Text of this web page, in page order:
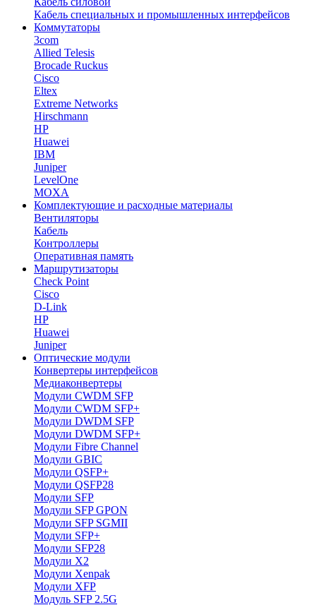
Кабель специальных и промышленных интерфейсов
Коммутаторы
3com
Allied Telesis
Brocade Ruckus
Cisco
Eltex
Extreme Networks
Hirschmann
HP
Huawei
IBM
Juniper
LevelOne
MOXA
Комплектующие и расходные материалы
Вентиляторы
Кабель
Контроллеры
Оперативная память
Маршрутизаторы
Check Point
Cisco
D-Link
HP
Huawei
Juniper
Оптические модули
Конвертеры интерфейсов
Медиаконвертеры
Модули CWDM SFP
Модули CWDM SFP+
Модули DWDM SFP
Модули DWDM SFP+
Модули Fibre Channel
Модули GBIC
Модули QSFP+
Модули QSFP28
Модули SFP
Модули SFP GPON
Модули SFP SGMII
Модули SFP+
Модули SFP28
Модули X2
Модули Xenpak
Модули XFP
Модуль SFP 2.5G